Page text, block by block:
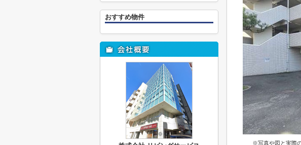
※写真や図と実際
おすすめ物件